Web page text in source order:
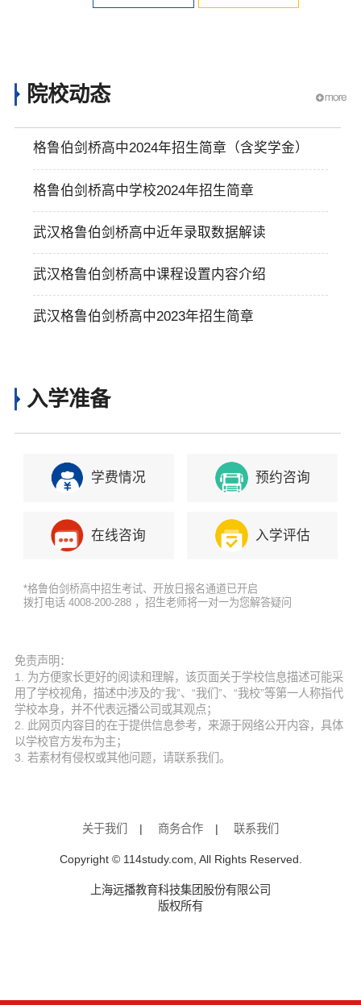
院校动态
格鲁伯剑桥高中2024年招生简章（含奖学金）
格鲁伯剑桥高中学校2024年招生简章
武汉格鲁伯剑桥高中近年录取数据解读
武汉格鲁伯剑桥高中课程设置内容介绍
武汉格鲁伯剑桥高中2023年招生简章
入学准备
学费情况 预约咨询
在线咨询 入学评估
*格鲁伯剑桥高中招生考试、开放日报名通道已开启
拨打电话 4008-200-288 ，招生老师将一对一为您解答疑问
免责声明：
1. 为方便家长更好的阅读和理解，该页面关于学校信息描述可能采
用了学校视角，描述中涉及的“我”、“我们”、“我校”等第一人称指代
学校本身，并不代表远播公司或其观点；
2. 此网页内容目的在于提供信息参考，来源于网络公开内容，具体
以学校官方发布为主；
3. 若素材有侵权或其他问题，请联系我们。
关于我们 | 商务合作 | 联系我们
Copyright © 114study.com, All Rights Reserved.
上海远播教育科技集团股份有限公司
版权所有